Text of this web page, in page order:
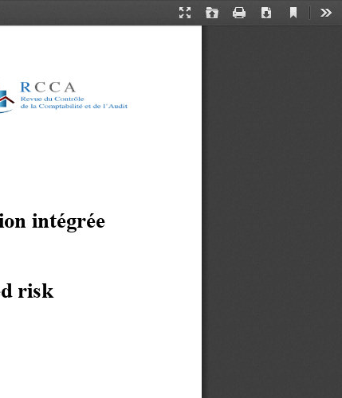
Presentation
Open Print Download
Current
intégrée
risk